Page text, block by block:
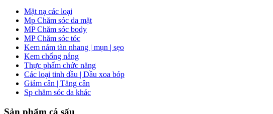
Mặt nạ các loại
Mp Chăm sóc da mặt
MP Chăm sóc body
MP Chăm sóc tóc
Kem nám tàn nhang | mụn | sẹo
Kem chống nắng
Thực phẩm chức năng
Các loại tinh dầu | Dầu xoa bóp
Giảm cân | Tăng cân
Sp chăm sóc da khác
Sản phẩm cá sấu